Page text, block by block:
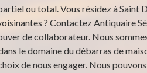
ou total. Vous résidez à Saint
? Contactez Antiquaire
de collaborateur. Nous
le domaine du débarras de
de nous engager. Nous